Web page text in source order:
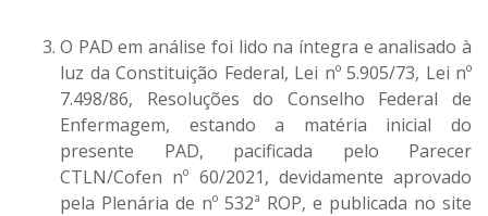
O PAD em análise foi lido na íntegra e analisado à
luz da Constituição Federal, Lei nº 5.905/73, Lei nº
7.498/86, Resoluções do Conselho Federal de
Enfermagem, estando a matéria inicial do
presente PAD, pacificada pelo Parecer
CTLN/Cofen nº 60/2021, devidamente aprovado
pela Plenária de nº 532ª ROP, e publicada no site